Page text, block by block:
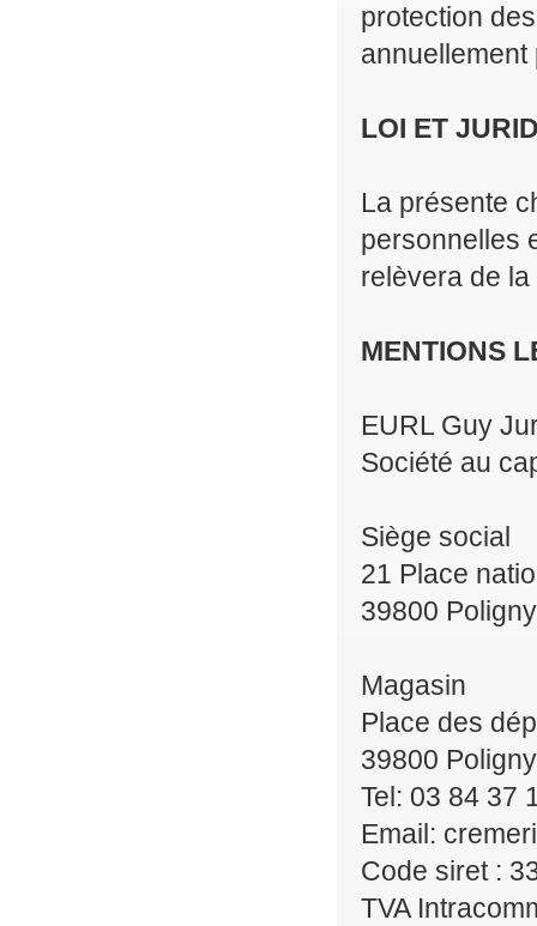
protection
LOI ET
La présente
personnelles
relèvera de
MENTIONS
EURL Guy
Société au
Siège social
21 Place
39800 Poligny
Magasin
Place des
39800 Poligny
Tel: 03 84 37
Email:
Code siret :
TVA